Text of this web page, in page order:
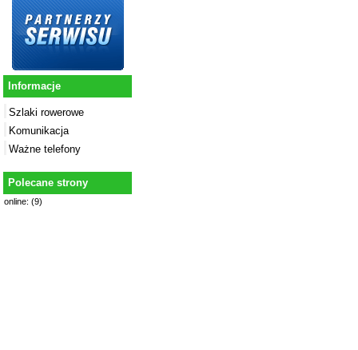
Informacje
Szlaki rowerowe
Komunikacja
Ważne telefony
Polecane strony
online: (9)